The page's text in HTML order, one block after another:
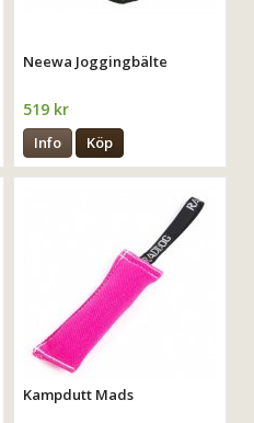
Neewa Joggingbälte
519 kr
Info Köp
Kampdutt Mads